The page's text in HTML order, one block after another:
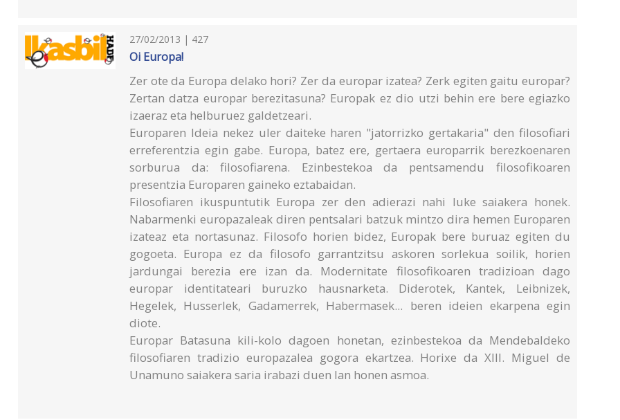
27/02/2013 | 427
Oi Europa!
Zer ote da Europa delako hori? Zer da europar izatea? Zerk egiten gaitu europar?
Zertan datza europar berezitasuna? Europak ez dio utzi behin ere bere egiazko
izaeraz eta helburuez galdetzeari.
Europaren Ideia nekez uler daiteke haren "jatorrizko gertakaria" den filosofiari
erreferentzia egin gabe. Europa, batez ere, gertaera europarrik berezkoenaren
sorburua da: filosofiarena. Ezinbestekoa da pentsamendu filosofikoaren
presentzia Europaren gaineko eztabaidan.
Filosofiaren ikuspuntutik Europa zer den adierazi nahi luke saiakera honek.
Nabarmenki europazaleak diren pentsalari batzuk mintzo dira hemen Europaren
izateaz eta nortasunaz. Filosofo horien bidez, Europak bere buruaz egiten du
gogoeta. Europa ez da filosofo garrantzitsu askoren sorlekua soilik, horien
jardungai berezia ere izan da. Modernitate filosofikoaren tradizioan dago
europar identitateari buruzko hausnarketa. Diderotek, Kantek, Leibnizek,
Hegelek, Husserlek, Gadamerrek, Habermasek... beren ideien ekarpena egin
diote.
Europar Batasuna kili-kolo dagoen honetan, ezinbestekoa da Mendebaldeko
filosofiaren tradizio europazalea gogora ekartzea. Horixe da XIII. Miguel de
Unamuno saiakera saria irabazi duen lan honen asmoa.